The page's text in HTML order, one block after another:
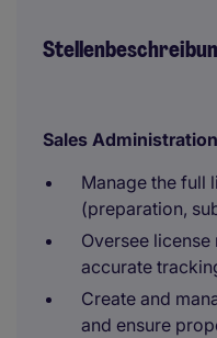
Sales
Manage the full
(preparation,
Oversee
accurate
Create and
and ensure